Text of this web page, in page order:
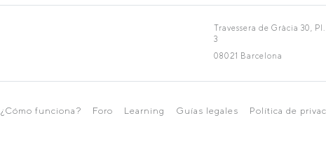
Travessera de Gràcia 30, Pl.
3
08021 Barcelona
¿Cómo funciona? Foro Learning Guías legales Política de